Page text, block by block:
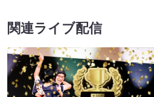
関連ライブ配信